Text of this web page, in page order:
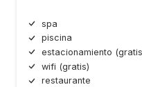
spa
piscina
estacionamiento
wifi (gratis)
restaurante